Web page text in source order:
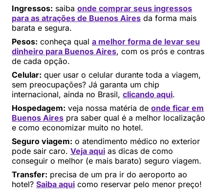
Ingressos: saiba onde comprar seus ingressos
para as atrações de Buenos Aires da forma mais
barata e segura.
Pesos: conheça qual a melhor forma de levar seu
dinheiro para Buenos Aires, com os prós e contras
de cada opção.
Celular: quer usar o celular durante toda a viagem,
sem preocupações? Já garanta um chip
internacional, ainda no Brasil, clicando aqui.
Hospedagem: veja nossa matéria de onde ficar em
Buenos Aires pra saber qual é a melhor localização
e como economizar muito no hotel.
Seguro viagem: o atendimento médico no exterior
pode sair caro. Veja aqui as dicas de como
conseguir o melhor (e mais barato) seguro viagem.
Transfer: precisa de um pra ir do aeroporto ao
hotel? Saiba aqui como reservar pelo menor preço!